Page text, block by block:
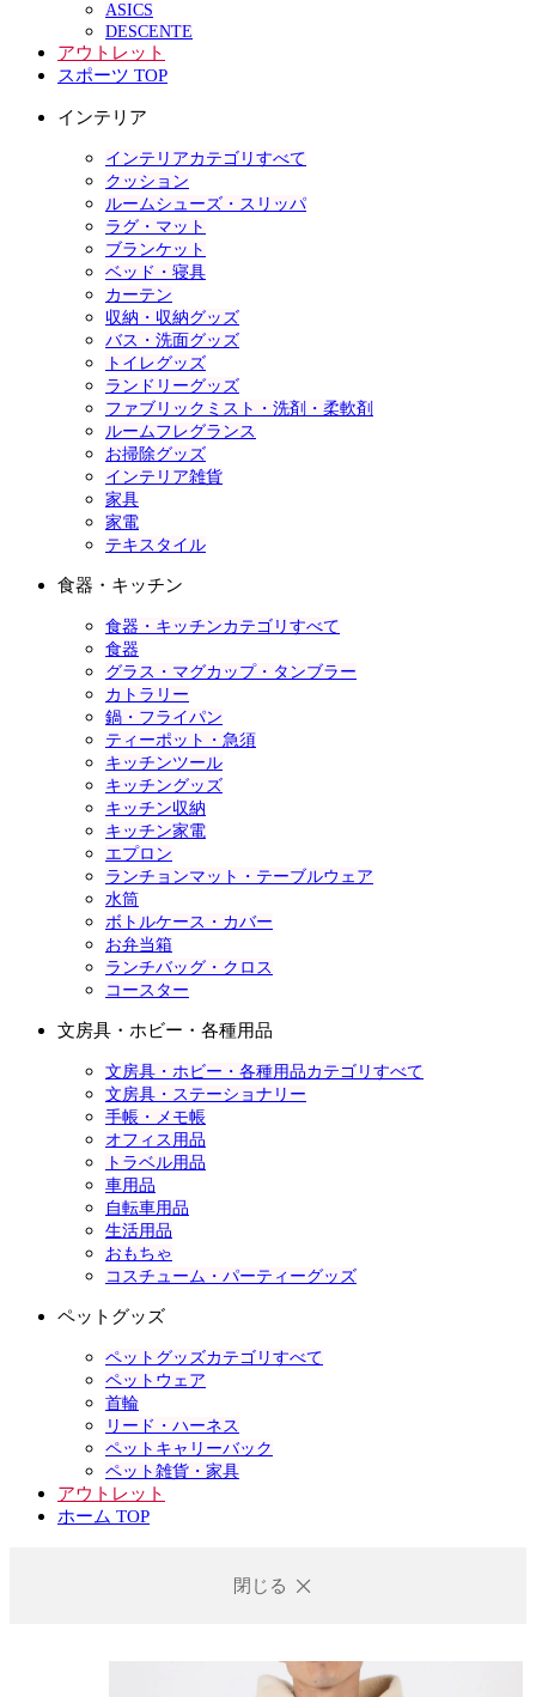
ASICS
DESCENTE
アウトレット
スポーツ TOP
インテリア
インテリアカテゴリすべて
クッション
ルームシューズ・スリッパ
ラグ・マット
ブランケット
ベッド・寝具
カーテン
収納・収納グッズ
バス・洗面グッズ
トイレグッズ
ランドリーグッズ
ファブリックミスト・洗剤・柔軟剤
ルームフレグランス
お掃除グッズ
インテリア雑貨
家具
家電
テキスタイル
食器・キッチン
食器・キッチンカテゴリすべて
食器
グラス・マグカップ・タンブラー
カトラリー
鍋・フライパン
ティーポット・急須
キッチンツール
キッチングッズ
キッチン収納
キッチン家電
エプロン
ランチョンマット・テーブルウェア
水筒
ボトルケース・カバー
お弁当箱
ランチバッグ・クロス
コースター
文房具・ホビー・各種用品
文房具・ホビー・各種用品カテゴリすべて
文房具・ステーショナリー
手帳・メモ帳
オフィス用品
トラベル用品
車用品
自転車用品
生活用品
おもちゃ
コスチューム・パーティーグッズ
ペットグッズ
ペットグッズカテゴリすべて
ペットウェア
首輪
リード・ハーネス
ペットキャリーバック
ペット雑貨・家具
アウトレット
ホーム TOP
閉じる